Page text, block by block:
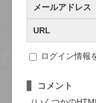
メールアドレス
URL
ログイン情報
コメント